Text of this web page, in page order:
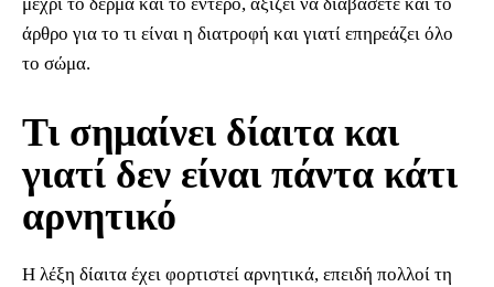
μέχρι το δέρμα και το έντερο, αξίζει να διαβάσετε και το
άρθρο για το τι είναι η διατροφή και γιατί επηρεάζει όλο
το σώμα.
Τι σημαίνει δίαιτα και
γιατί δεν είναι πάντα κάτι
αρνητικό
Η λέξη δίαιτα έχει φορτιστεί αρνητικά, επειδή πολλοί τη